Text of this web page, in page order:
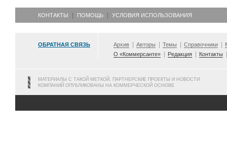
КОНТАКТЫ ПОМОЩЬ УСЛОВИЯ ИСПОЛЬЗОВАНИЯ
ОБРАТНАЯ СВЯЗЬ Архив Авторы Темы Справочники
О «Коммерсанте»
Редакция Контакты
МАТЕРИАЛЫ С ТАКОЙ МЕТКОЙ, ПАРТНЕРСКИЕ ПРОЕКТЫ И НОВОСТИ
КОМПАНИЙ ОПУБЛИКОВАНЫ НА КОММЕРЧЕСКОЙ ОСНОВЕ